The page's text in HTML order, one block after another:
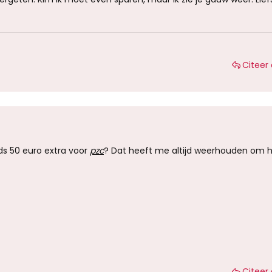
Citeer
50 euro extra voor pzc? Dat heeft me altijd weerhouden om